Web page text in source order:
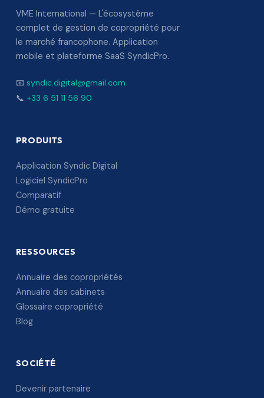
VME International — L'écosystème
complet de gestion de copropriété pour
le marché francophone. Application
mobile et plateforme SaaS SyndicPro.
📧 syndic.digital@gmail.com
📞 +33 6 51 11 56 90
PRODUITS
Application Syndic Digital
Logiciel SyndicPro
Comparatif
Démo gratuite
RESSOURCES
Annuaire des copropriétés
Annuaire des cabinets
Glossaire copropriété
Blog
SOCIÉTÉ
Devenir partenaire